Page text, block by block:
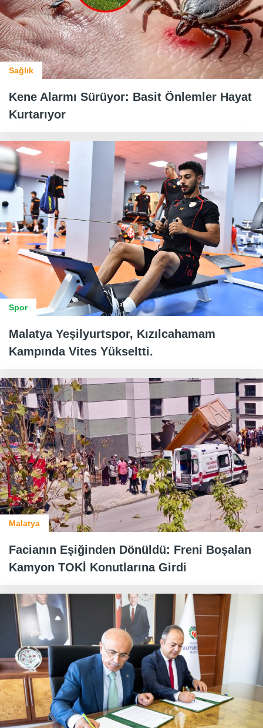
Sağlık
Kene Alarmı Sürüyor: Basit Önlemler Hayat
Kurtarıyor
Spor
Malatya Yeşilyurtspor, Kızılcahamam
Kampında Vites Yükseltti.
Malatya
Facianın Eşiğinden Dönüldü: Freni Boşalan
Kamyon TOKİ Konutlarına Girdi